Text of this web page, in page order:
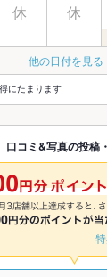
休 休
8/23
休
8/24
◎
8/30
休
8/31
◎
9/6
休
9/7
休
他の日付を見る
にたまります
口コミ&写真の投稿